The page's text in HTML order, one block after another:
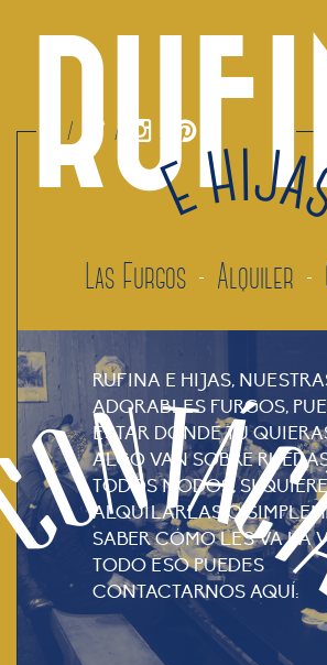
E
Las Furgos Alquiler
RUFINA E HIJAS,
ADORABLES FURGOS,
ESTAR DONDE TÚ
ALGO VAN SOBRE
TODOS MODOS, SI
ALQUILARLAS O
SABER CÓMO LES VA LA
TODO ESO PUEDES
CONTACTARNOS AQUÍ: